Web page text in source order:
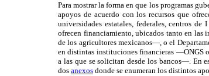
Para mostrar la forma en que los programas
apoyos de acuerdo con los recursos que
universidades estatales, federales, centros
ofrecen financiamiento, ubicados tanto en las
de los agricultores mexicanos—, o el
en distintas instituciones financieras —ONGS
a las que se solicitan desde los bancos—. En
dos anexos donde se enumeran los distintos